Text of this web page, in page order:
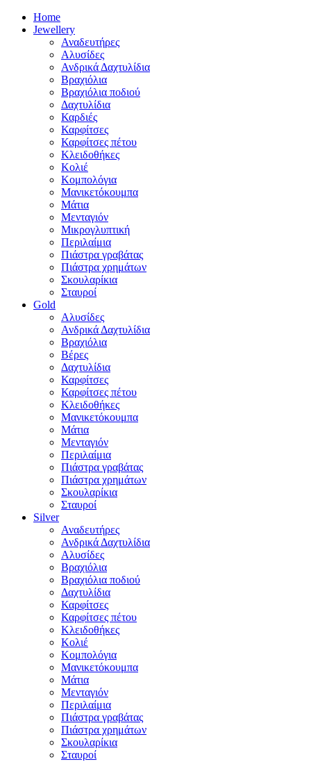
Home
Jewellery
Αναδευτήρες
Αλυσίδες
Ανδρικά Δαχτυλίδια
Βραχιόλια
Βραχιόλια ποδιού
Δαχτυλίδια
Καρδιές
Καρφίτσες
Καρφίτσες πέτου
Κλειδοθήκες
Κολιέ
Κομπολόγια
Μανικετόκουμπα
Μάτια
Μενταγιόν
Μικρογλυπτική
Περιλαίμια
Πιάστρα γραβάτας
Πιάστρα χρημάτων
Σκουλαρίκια
Σταυροί
Gold
Αλυσίδες
Ανδρικά Δαχτυλίδια
Βραχιόλια
Βέρες
Δαχτυλίδια
Καρφίτσες
Καρφίτσες πέτου
Κλειδοθήκες
Μανικετόκουμπα
Μάτια
Μενταγιόν
Περιλαίμια
Πιάστρα γραβάτας
Πιάστρα χρημάτων
Σκουλαρίκια
Σταυροί
Silver
Αναδευτήρες
Ανδρικά Δαχτυλίδια
Αλυσίδες
Βραχιόλια
Βραχιόλια ποδιού
Δαχτυλίδια
Καρφίτσες
Καρφίτσες πέτου
Κλειδοθήκες
Κολιέ
Κομπολόγια
Μανικετόκουμπα
Μάτια
Μενταγιόν
Περιλαίμια
Πιάστρα γραβάτας
Πιάστρα χρημάτων
Σκουλαρίκια
Σταυροί